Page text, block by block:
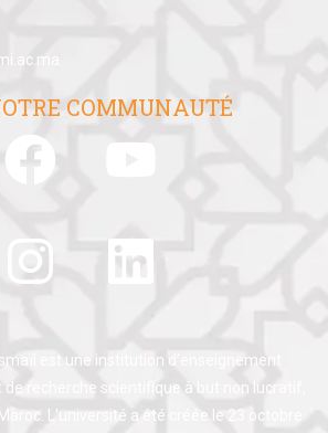
COMMUNAUTÉ
est une institution d’enseignement
de recherche scientifique à but non lucratif,
L’université a été créée le 23 octobre